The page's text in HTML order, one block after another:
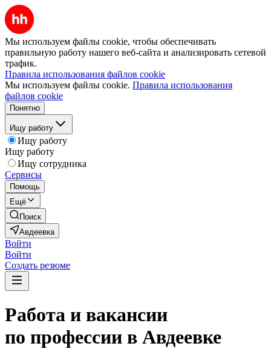
Мы используем файлы cookie, чтобы обеспечивать
правильную работу нашего веб-сайта и анализировать сетевой
трафик.
Правила использования файлов cookie
Мы используем файлы cookie. Правила использования
файлов cookie
Понятно
Ищу работу
Ищу работу
Ищу работу
Ищу сотрудника
Сервисы
Помощь
Ещё
Поиск
Авдеевка
Войти
Войти
Создать резюме
Работа и вакансии
по профессии в Авдеевке